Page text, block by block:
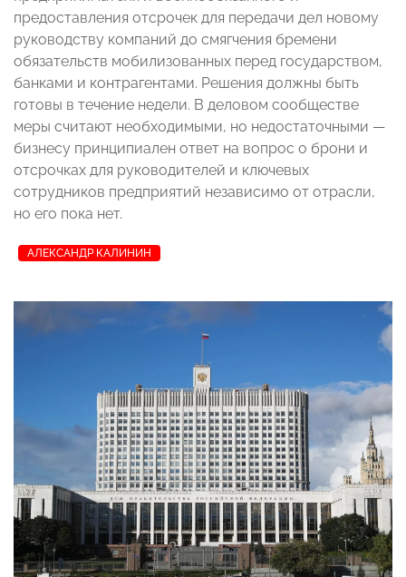
предоставления отсрочек для передачи дел новому
руководству компаний до смягчения бремени
обязательств мобилизованных перед государством,
банками и контрагентами. Решения должны быть
готовы в течение недели. В деловом сообществе
меры считают необходимыми, но недостаточными —
бизнесу принципиален ответ на вопрос о брони и
отсрочках для руководителей и ключевых
сотрудников предприятий независимо от отрасли,
но его пока нет.
АЛЕКСАНДР КАЛИНИН